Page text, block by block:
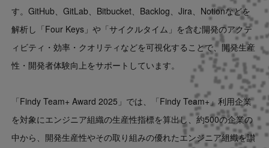
す。GitHub、GitLab、Bitbucket、Backlog、Jira、Notionなどを
解析し「Four Keys」や「サイクルタイム」を含む開発のアクテ
ィビティ・効率・クオリティなどを可視化することで、開発生産
性・開発者体験向上をサポートしています。
「Findy Team+ Award 2025」では、「Findy Team+」利用企業
を対象にエンジニア組織の生産性指標を算出し、約500の企業の
中から、開発生産性やその取り組みの優れたエンジニア組織を讃